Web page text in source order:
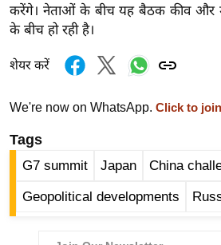
र्ल्ड
न्यू
फ
नो
रं
न
करेंगे। नेताओं के बीच यह बैठक कीव और
के बीच हो रही है।
शेयर करें
We're now on WhatsApp. Click to
Tags
G7 summit Japan China
Geopolitical developments